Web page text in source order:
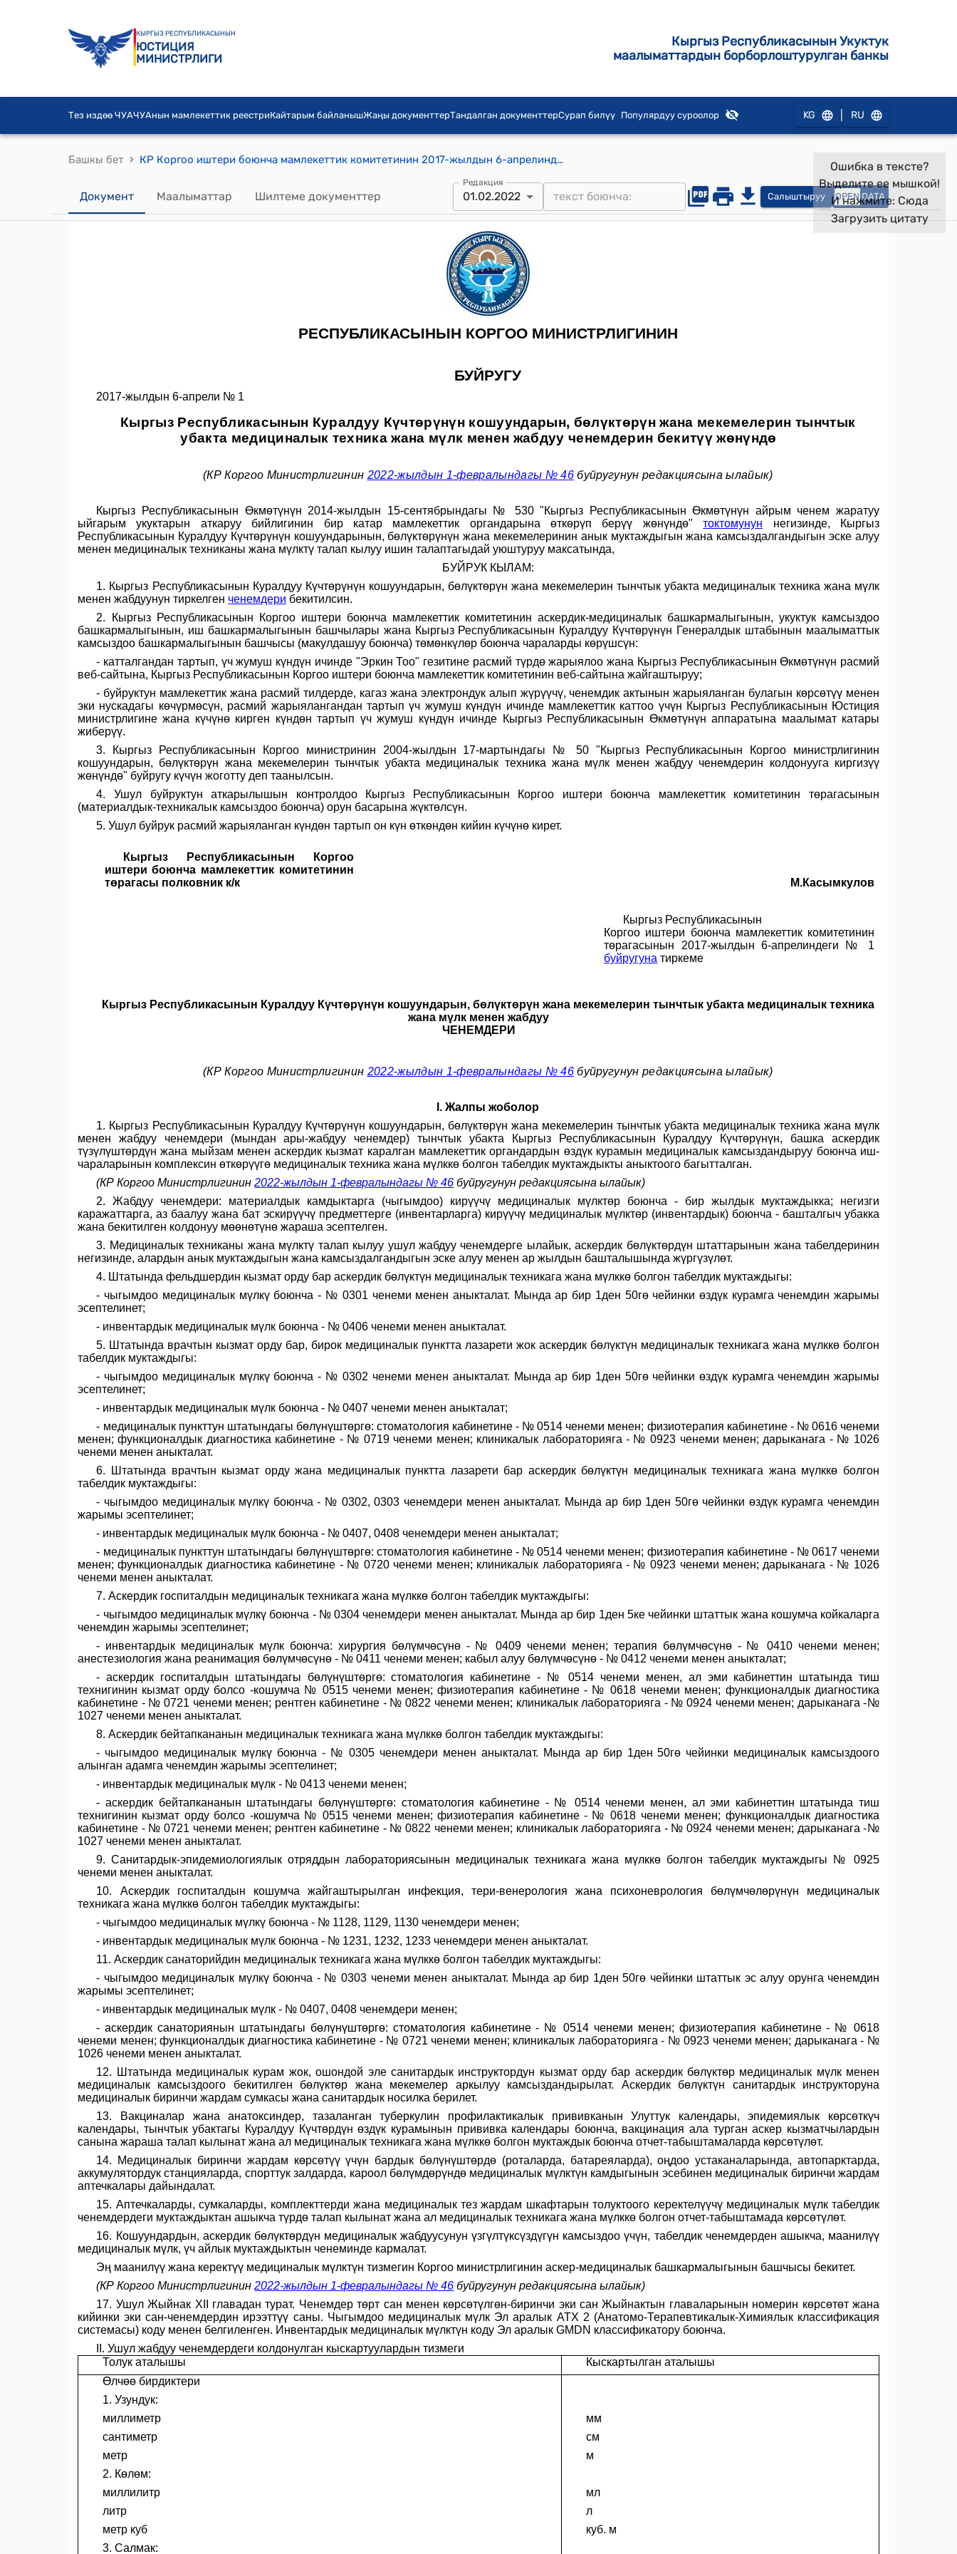
КЫРГЫЗ РЕСПУБЛИКАСЫНЫН
ЮСТИЦИЯ
МИНИСТРЛИГИ
Кыргыз Республикасынын Укуктук
маалыматтардын борборлоштурулган банкы
Тез издөө ЧУАЧУАнын мамлекеттик реестриКайтарым байланышЖаңы документтерТандалган документтерСурап билүү Популярдуу суроолор KG RU
Башкы бет › КР Коргоо иштери боюнча мамлекеттик комитетинин 2017-жылдын 6-апрелиндеги № 1 "Кыргыз Республикасынын Куралдуу Күчтөрүнүн кошуундарын, бөлүктөрүн жана мекемелерин тынчтык убакта медициналык техника жана мүлк менен жабдуу ченемдерин бекитүү жөнүндө" буйругу
Документ Маалыматтар Шилтеме документтер
Редакция
01.02.2022 Салыштыруу OPEN DATA
Ошибка в тексте?
Выделите ее мышкой!
И нажмите: Сюда
Загрузить цитату